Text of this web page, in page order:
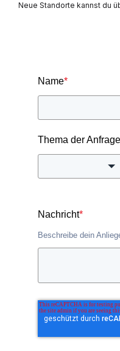
Neue Standorte kannst du
Name*
Thema der Anfrage
Nachricht*
Beschreibe dein